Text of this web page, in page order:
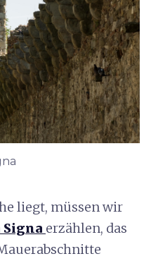
liegt, müssen wir
Signa erzählen, das